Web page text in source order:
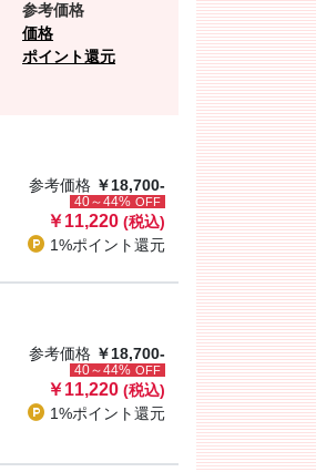
参考価格
価格
ポイント還元
参考価格 ￥18,700-
40～44% OFF
￥11,220 (税込)
1%ポイント還元
参考価格 ￥18,700-
40～44% OFF
￥11,220 (税込)
1%ポイント還元